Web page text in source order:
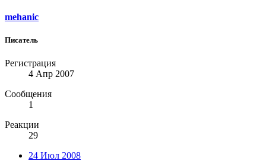
mehanic
Писатель
Регистрация
4 Апр 2007
Сообщения
1
Реакции
29
24 Июл 2008